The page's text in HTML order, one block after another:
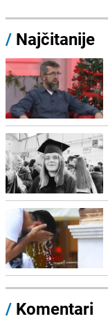
/ Najčitanije
/ Komentari